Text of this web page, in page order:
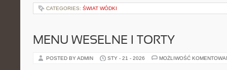
CATEGORIES: ŚWIAT WÓDKI
MENU WESELNE I TORTY
POSTED BY ADMIN STY - 21 - 2026 MOŻLIWOŚĆ